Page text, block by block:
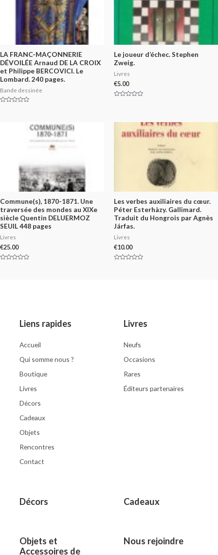
LA FRANC-MAÇONNERIE
DÉVOILÉE Arnaud DE LA CROIX
et Philippe BERCOVICI. Le
Lombard. 240 pages.
Bande dessinée
Le joueur d’échec. Stephen
Zweig.
Livres
€5.00
5
Commune(s), 1870-1871. Une
traversée des mondes au XIXe
siècle Quentin DELUERMOZ
SEUIL 448 pages
Livres
€25.00
Les verbes auxiliaires du cœur.
Péter Esterhàzy. Gallimard.
Traduit du Hongrois par Agnès
Járfas.
Livres
€10.00
Liens rapides
Accueil
Qui somme nous ?
Boutique
Livres
Décors
Cadeaux
Objets
Rencontres
Contact
Livres
Neufs
Occasions
Rares
Éditeurs partenaires
Décors Cadeaux
Objets et
Accessoires de
Nous rejoindre